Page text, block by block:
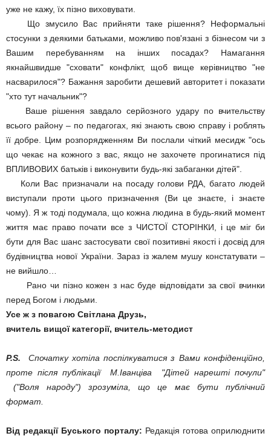
уже не кажу, їх пізно виховувати.
Що змусило Вас прийняти таке рішення? Неформальні
стосунки з деякими батьками, можливо пов'язані з бізнесом чи з
Вашим перебуванням на інших посадах? Намагання
якнайшвидше "сховати" конфлікт, щоб вище керівництво "не
насварилося"? Бажання заробити дешевий авторитет і показати
"хто тут начальник"?
Ваше рішення завдало серйозного удару по вчительству
всього району – по педагогах, які знають свою справу і роблять
її добре. Цим розпорядженням Ви послали чіткий месидж "ось
що чекає на кожного з вас, якщо не захочете прогинатися під
ВПЛИВОВИХ батьків і виконувити будь-які забаганки дітей".
Коли Вас призначали на посаду голови РДА, багато людей
виступали проти цього призначення (Ви це знаєте, і знаєте
чому). Я ж тоді подумала, що кожна людина в будь-який момент
життя має право почати все з ЧИСТОЇ СТОРІНКИ, і це міг би
бути для Вас шанс застосувати свої позитивні якості і досвід для
будівництва нової України. Зараз із жалем мушу констатувати –
не вийшло…
Рано чи пізно кожен з нас буде відповідати за свої вчинки
перед Богом і людьми.
Усе ж з повагою Світлана Друзь,
вчитель вищої категорії, вчитель-методист
P.S.
Спочатку хотіла поспілкуватися з Вами конфіденційно,
проте після публікації М.Іванціва "Дітей нарешті почули"
("Воля народу") зрозуміла, що це має бути публічний
формат.
Від редакції Буського порталу: Редакція готова оприлюднити